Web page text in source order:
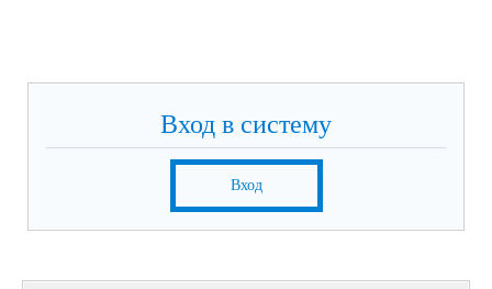
Вход в систему
Вход